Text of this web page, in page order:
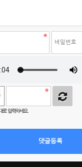
로 입력하세요.
댓글등록